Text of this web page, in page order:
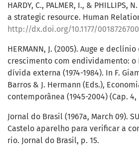
HARDY, C., PALMER, I., & PHILLIPS,
a strategic resource. Human
http://dx.doi.org/10.1177/
HERMANN, J. (2005). Auge e
crescimento com endividamento: o
dívida externa (1974-1984). In F.
Barros & J. Hermann (Eds.),
contemporânea (1945-2004) (Cap. 4,
Jornal do Brasil (1967a, March 09).
Castelo aparelho para verificar a
rio. Jornal do Brasil, p. 15.